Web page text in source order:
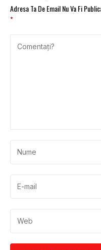
Adresa Ta De Email Nu Va Fi
*